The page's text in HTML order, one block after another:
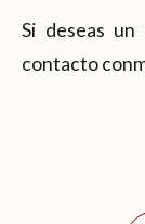
Si deseas
contacto